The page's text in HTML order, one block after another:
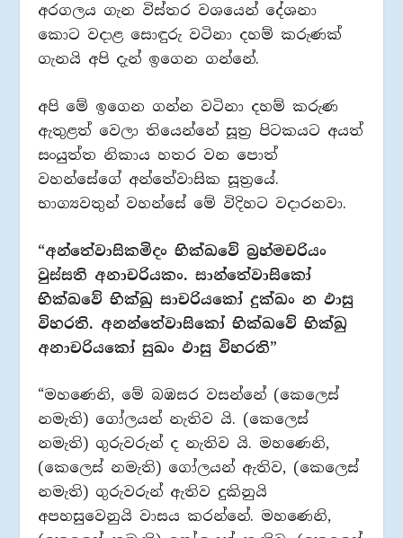
අරගලය ගැන විස්තර වශයෙන් දේශනා
කොට වදාළ සොඳුරු වටිනා දහම් කරුණක්
ගැනයි අපි දැන් ඉගෙන ගන්නේ.
අපි මේ ඉගෙන ගන්න වටිනා දහම් කරුණ
ඇතුළත් වෙලා තියෙන්නේ සූත්‍ර පිටකයට අයත්
සංයුත්ත නිකාය හතර වන පොත්
වහන්සේගේ අන්තේවාසික සූත්‍රයේ.
භාග්‍යවතුන් වහන්සේ මේ විදිහට වදාරනවා.
“අන්තේවාසිකමිදං භික්ඛවේ බ්‍රහ්මචරියං
වුස්සති අනාචරියකං. සාන්තේවාසිකෝ
භික්ඛවේ භික්ඛු සාචරියකෝ දුක්ඛං න ඵාසු
විහරති. අනන්තේවාසිකෝ භික්ඛවේ භික්ඛු
අනාචරියකෝ සුඛං ඵාසු විහරති”
“මහණෙනි, මේ බඹසර වසන්නේ (කෙලෙස්
නමැති) ගෝලයන් නැතිව යි. (කෙලෙස්
නමැති) ගුරුවරුන් ද නැතිව යි. මහණෙනි,
(කෙලෙස් නමැති) ගෝලයන් ඇතිව, (කෙලෙස්
නමැති) ගුරුවරුන් ඇතිව දුකිනුයි
අපහසුවෙනුයි වාසය කරන්නේ. මහණෙනි,